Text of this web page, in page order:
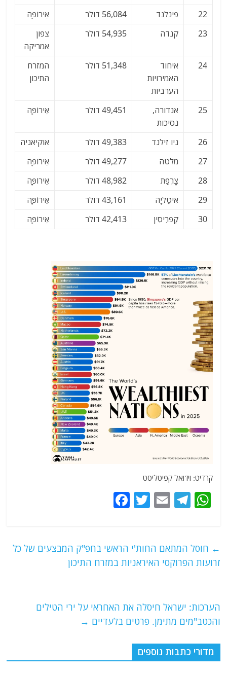
22
פינלנד 56,084 דולר
אֵירוֹפָּה
23
קנדה 54,935 דולר
צפון
אמריקה
24
איחוד
האמירויות
הערביות
51,348 דולר
המזרח
התיכון
25
אנדורה,
נסיכות
49,451 דולר אֵירוֹפָּה
26 ניו זילנד 49,383 דולר
אוקיאניה
27
מלטה 49,277 דולר
אֵירוֹפָּה
28
צָרְפַת 48,982 דולר
אֵירוֹפָּה
29
אִיטַלִיָה 43,161 דולר
אֵירוֹפָּה
30
קַפרִיסִין 42,413 דולר אֵירוֹפָּה
קרדיט: ויז'ואל קפיטליסט
W
s
A
T
g
ra
E
l
T
er
e
b
k
← חוסל המתאם החות'י הראשי בחפ"ק המבצעים של כל
זרועות הפרוקסי האיראניות במזרח התיכון
הערכות: ישראל חיסלה את האחראי על ירי הטילים
והכטב"מים מתימן. פרטים בלעדיים →
מדורי כתבות נוספים